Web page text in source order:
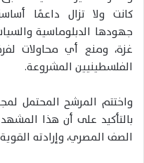
كانت ولا تزال داعمًا
جهودها الدبلوماسية
غزة، ومنع أي محاولات
الفلسطينيين المشروعة.
واختتم المرشح المحتمل
بالتأكيد على أن هذا
الصف المصري، وإرادته